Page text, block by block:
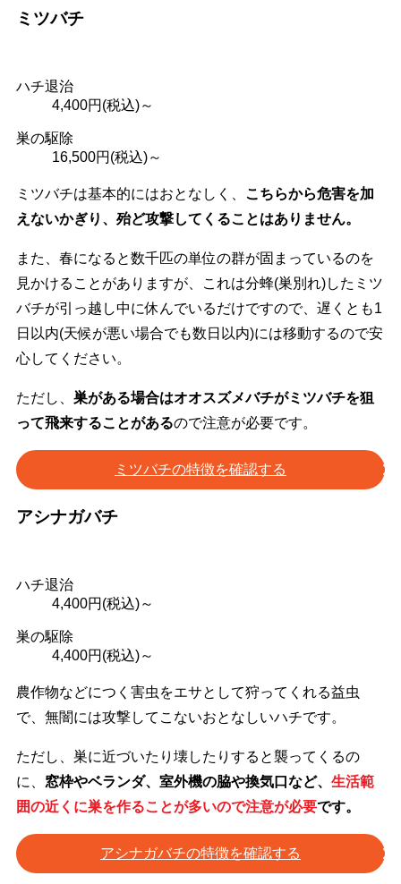
ミツバチ
ハチ退治
4,400円(税込)～
巣の駆除
16,500円(税込)～
ミツバチは基本的にはおとなしく、 こちらから危害を加
えないかぎり、殆ど攻撃してくることはありません。
また、春になると数千匹の単位の群が固まっているのを
見かけることがありますが、これは分蜂(巣別れ)したミツ
バチが引っ越し中に休んでいるだけですので、遅くとも1
日以内(天候が悪い場合でも数日以内)には移動するので安
心してください。
ただし、 巣がある場合はオオスズメバチがミツバチを狙
って飛来することがあるので注意が必要です。
ミツバチの特徴を確認する
アシナガバチ
ハチ退治
4,400円(税込)～
巣の駆除
4,400円(税込)～
農作物などにつく害虫をエサとして狩ってくれる益虫
で、無闇には攻撃してこないおとなしいハチです。
ただし、巣に近づいたり壊したりすると襲ってくるの
に、 窓枠やベランダ、室外機の脇や換気口など、 生活範
囲の近くに巣を作ることが多いので注意が必要です。
アシナガバチの特徴を確認する